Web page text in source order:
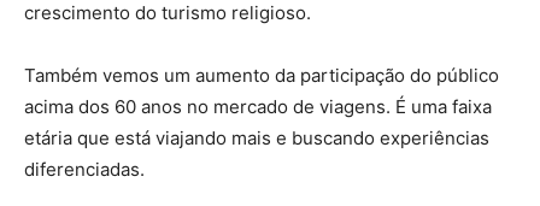
crescimento do turismo religioso.
Também vemos um aumento da participação do público
acima dos 60 anos no mercado de viagens. É uma faixa
etária que está viajando mais e buscando experiências
diferenciadas.